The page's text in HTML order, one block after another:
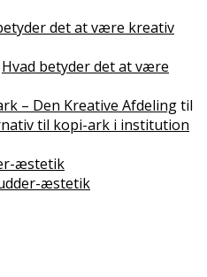
det at være kreativ
Hvad betyder det at være
– Den Kreative Afdelingtil
til kopi-ark i institution
æstetik
æstetik